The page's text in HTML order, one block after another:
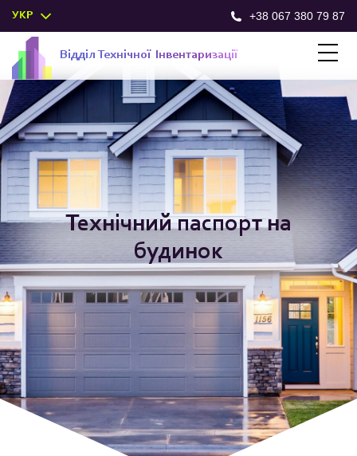
УКР +38 067 380 79 87
ВідділТехнічної Інвентаризації
Технічний паспорт на
будинок